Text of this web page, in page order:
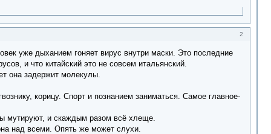
2
уже дыханием гоняет вирус внутри маски. Это последние
и что китайский это не совсем итальянский.
она задержит молекулы.
корицу. Спорт и познанием заниматься. Самое главное-
мутируют, и скаждым разом всё хлеще.
над всеми. Опять же может слухи.